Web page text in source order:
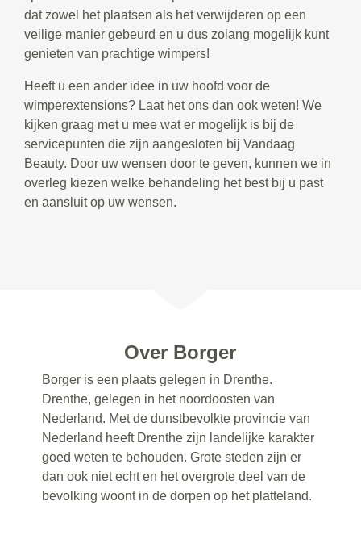
dat zowel het plaatsen als het verwijderen op een
veilige manier gebeurd en u dus zolang mogelijk kunt
genieten van prachtige wimpers!
Heeft u een ander idee in uw hoofd voor de
wimperextensions? Laat het ons dan ook weten! We
kijken graag met u mee wat er mogelijk is bij de
servicepunten die zijn aangesloten bij Vandaag
Beauty. Door uw wensen door te geven, kunnen we in
overleg kiezen welke behandeling het best bij u past
en aansluit op uw wensen.
Over Borger
Borger is een plaats gelegen in Drenthe.
Drenthe, gelegen in het noordoosten van
Nederland. Met de dunstbevolkte provincie van
Nederland heeft Drenthe zijn landelijke karakter
goed weten te behouden. Grote steden zijn er
dan ook niet echt en het overgrote deel van de
bevolking woont in de dorpen op het platteland.